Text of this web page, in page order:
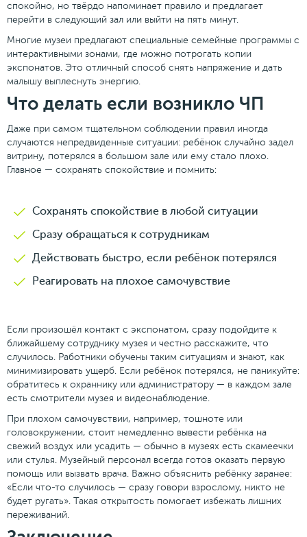
спокойно, но твёрдо напоминает правило и предлагает
перейти в следующий зал или выйти на пять минут.
Многие музеи предлагают специальные семейные программы с
интерактивными зонами, где можно потрогать копии
экспонатов. Это отличный способ снять напряжение и дать
малышу выплеснуть энергию.
Что делать если возникло ЧП
Даже при самом тщательном соблюдении правил иногда
случаются непредвиденные ситуации: ребёнок случайно задел
витрину, потерялся в большом зале или ему стало плохо.
Главное — сохранять спокойствие и помнить:
Сохранять спокойствие в любой ситуации
Сразу обращаться к сотрудникам
Действовать быстро, если ребёнок потерялся
Реагировать на плохое самочувствие
Если произошёл контакт с экспонатом, сразу подойдите к
ближайшему сотруднику музея и честно расскажите, что
случилось. Работники обучены таким ситуациям и знают, как
минимизировать ущерб. Если ребёнок потерялся, не паникуйте:
обратитесь к охраннику или администратору — в каждом зале
есть смотрители музея и видеонаблюдение.
При плохом самочувствии, например, тошноте или
головокружении, стоит немедленно вывести ребёнка на
свежий воздух или усадить — обычно в музеях есть скамеечки
или стулья. Музейный персонал всегда готов оказать первую
помощь или вызвать врача. Важно объяснить ребёнку заранее:
«Если что-то случилось — сразу говори взрослому, никто не
будет ругать». Такая открытость помогает избежать лишних
переживаний.